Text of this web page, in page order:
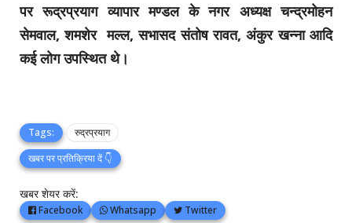
पर रूद्रप्रयाग व्यापार मण्डल के नगर अध्यक्ष चन्द्रमोहन
सेमवाल, शमशेर मल्ल, सभासद संतोष रावत, अंकुर खन्ना आदि
कई लोग उपस्थित थे।
Tags:
रुद्रप्रयाग
खबर पर प्रतिक्रिया दें 👇
खबर शेयर करें:
Facebook Whatsapp Twitter